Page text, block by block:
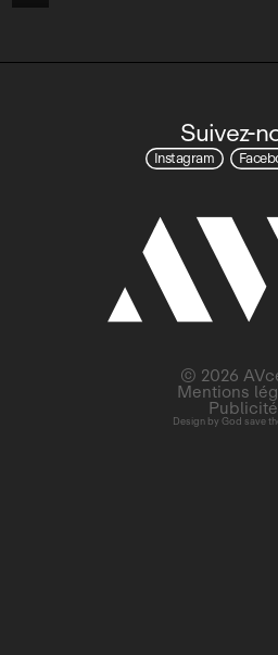
Suivez-
Instagram
Design by God save
© 2026
Mentions
Publicité